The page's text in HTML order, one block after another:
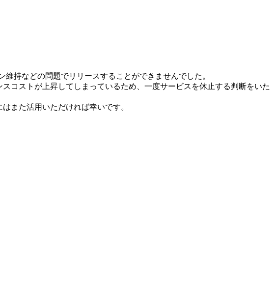
持などの問題でリリースすることができませんでした。
コストが上昇してしまっているため、一度サービスを休止する判断をいた
また活用いただければ幸いです。